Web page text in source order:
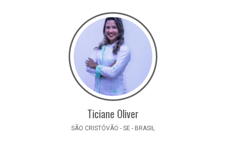
Ticiane Oliver
SÃO CRISTÓVÃO - SE - BRASIL